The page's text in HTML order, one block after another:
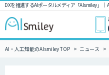
DXを推進するAIポータルメディア「AIsmiley」
AI・人工知能のAIsmiley TOP ニュース